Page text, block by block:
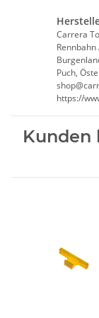
Carrera
Rennbahn
Puch,
https://
Kunden